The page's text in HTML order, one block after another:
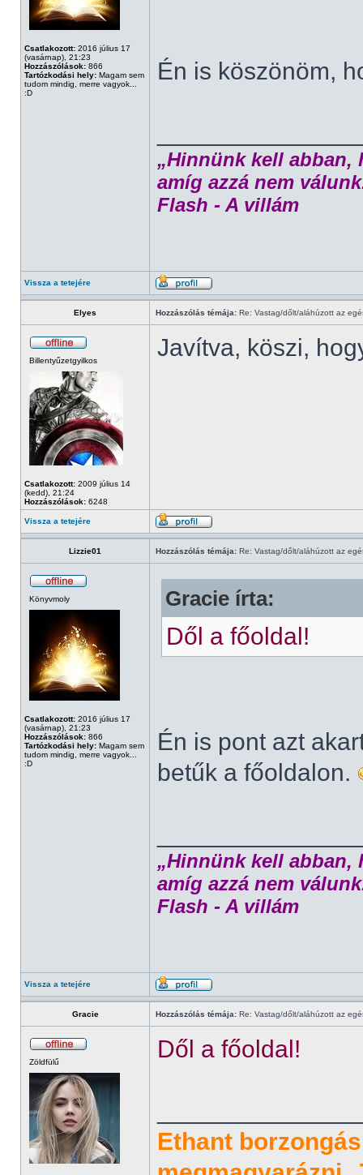
Csatlakozott: 2016 július 17
(vasárnap), 21:23
Hozzászólások: 866
Tartózkodási hely: Magam sem
tudom mindig, merre vagyok...
:D
Én is köszönöm,
„Hinnünk kell abban,
amíg azzá nem
Flash - A villám
Vissza a tetejére
Elyes Hozzászólás témája: Re: Vastag/dőlt/aláhúzott az
Billentyűzetgyilkos
Csatlakozott: 2009 július 14
(kedd), 21:24
Hozzászólások: 6248
Javítva, köszi,
Vissza a tetejére
Lizzie01 Hozzászólás témája: Re: Vastag/dőlt/aláhúzott az
Könyvmoly
Csatlakozott: 2016 július 17
(vasárnap), 21:23
Hozzászólások: 866
Tartózkodási hely: Magam sem
tudom mindig, merre vagyok...
:D
Gracie írta:
Dől a főoldal!
Én is pont azt
betűk a főoldalon.
„Hinnünk kell abban,
amíg azzá nem
Flash - A villám
Vissza a tetejére
Gracie Hozzászólás témája: Re: Vastag/dőlt/aláhúzott az
Zöldfülű Dől a főoldal!
Ethant